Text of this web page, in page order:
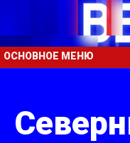
ОСНОВНОЕ МЕНЮ